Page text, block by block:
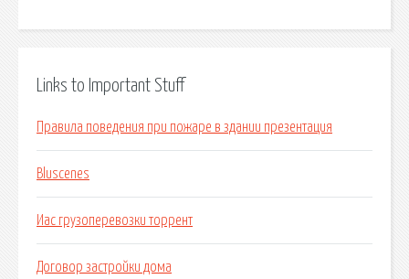
Links to Important Stuff
Правила поведения при пожаре в здании презентация
Bluscenes
Иас грузоперевозки торрент
Договор застройки дома